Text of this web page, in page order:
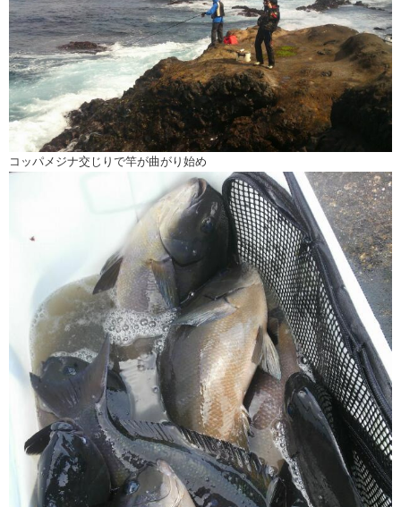
コッパメジナ交じりで竿が曲がり始め